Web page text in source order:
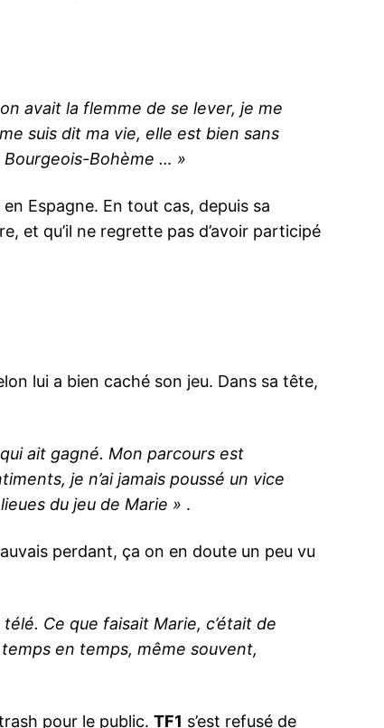
avait la flemme de se lever, je me
suis dit ma vie, elle est bien sans
Bourgeois-Bohème … »
Espagne. En tout cas, depuis sa
et qu’il ne regrette pas d’avoir participé
lui a bien caché son jeu. Dans sa tête,
ait gagné. Mon parcours est
je n’ai jamais poussé un vice
du jeu de Marie » .
perdant, ça on en doute un peu vu
télé. Ce que faisait Marie, c’était de
en temps, même souvent,
pour le public.TF1 s’est refusé de